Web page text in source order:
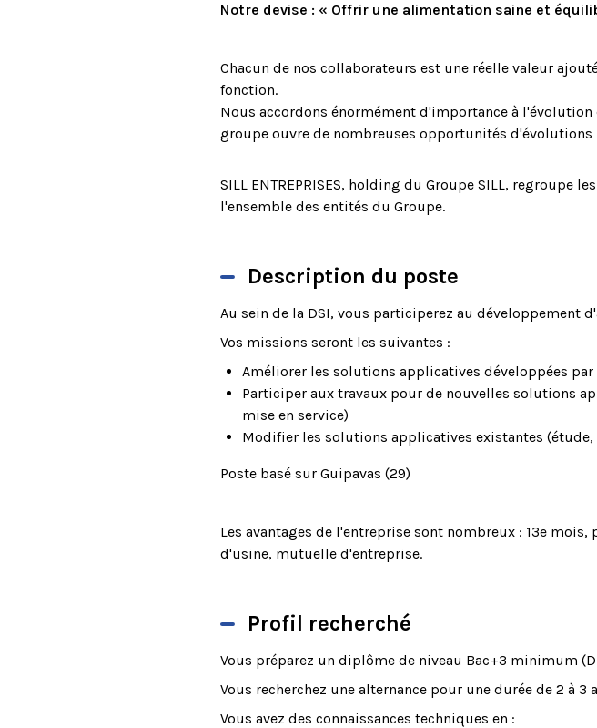
Notre devise : « Offrir une alimentation saine et
Chacun de nos collaborateurs est une réelle valeur
fonction.
Nous accordons énormément d'importance à
groupe ouvre de nombreuses opportunités d'évolutions
SILL ENTREPRISES, holding du Groupe SILL, regroupe
l'ensemble des entités du Groupe.
Description du poste
Au sein de la DSI, vous participerez au développement
Vos missions seront les suivantes :
Améliorer les solutions applicatives développées par
Participer aux travaux pour de nouvelles solutions
mise en service)
Modifier les solutions applicatives existantes
Poste basé sur Guipavas (29)
Les avantages de l'entreprise sont nombreux : 13e
d'usine, mutuelle d'entreprise.
Profil recherché
Vous préparez un diplôme de niveau Bac+3 minimum
Vous recherchez une alternance pour une durée de 2 à 3
Vous avez des connaissances techniques en :